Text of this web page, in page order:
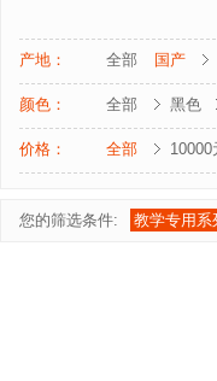
产地： 全部 国产
颜色： 全部 黑色
价格： 全部 10000
您的筛选条件: 教学专用系